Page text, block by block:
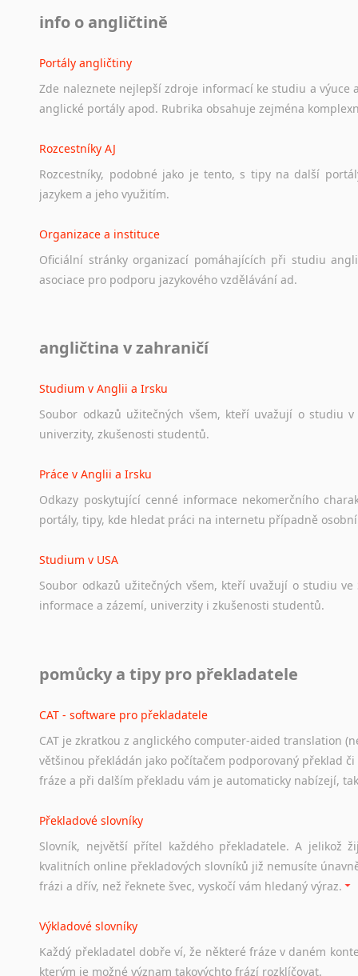
info o angličtině
Portály angličtiny
Zde naleznete nejlepší zdroje informací ke studiu a výuce
anglické portály apod. Rubrika obsahuje zejména
Rozcestníky AJ
Rozcestníky, podobné jako je tento, s tipy na další
jazykem a jeho využitím.
Organizace a instituce
Oficiální stránky organizací pomáhajících při studiu
asociace pro podporu jazykového vzdělávání ad.
Ať už se jedná o česká diskusní
angličtina v zahraničí
Studium v Anglii a Irsku
Soubor odkazů užitečných všem, kteří uvažují o studiu v
univerzity, zkušenosti studentů.
Práce v Anglii a Irsku
Odkazy poskytující cenné informace nekomerčního
portály, tipy, kde hledat práci na internetu případně osobní
Studium v USA
Soubor odkazů užitečných všem, kteří uvažují o studiu ve
informace a zázemí, univerzity i zkušenosti studentů.
Odkazy poskytující cenné informace nekomerčního
Studium v Austrálii
Soubor odkazů užitečných všem, kteří uvažují o studiu v
a zázemí, australské univerzity a samozřejmě i osobní
Práce v Austrálii
Odkazy poskytující cenné informace nekomerčního
hledat práci na internetu případně osobní zkušenosti
Hledáte-li
práci
stejná obecná pravidla, jako pro český životopis. Tak dost
pomůcky a tipy pro překladatele
CAT - software pro překladatele
CAT je zkratkou z anglického computer-aided translation
většinou překládán jako počítačem podporovaný překlad
fráze a při dalším překladu vám je automaticky nabízejí,
Překladové slovníky
Slovník, největší přítel každého překladatele. A jelikož
kvalitních online překladových slovníků již nemusíte
frázi a dřív, než řeknete švec, vyskočí vám hledaný výraz.
Výkladové slovníky
Každý překladatel dobře ví, že některé fráze v daném
kterým je možné význam takovýchto frází rozklíčovat.